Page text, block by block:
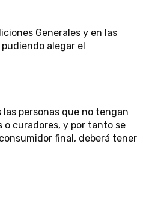
Generales y en las
alegar el
personas que no tengan
o curadores, y por tanto se
final, deberá tener